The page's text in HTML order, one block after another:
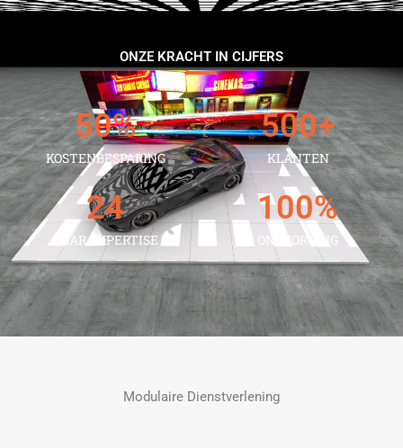
ONZE KRACHT IN CIJFERS
KOSTENBESPARING
50%
KLANTEN
500+
JAAR EXPERTISE
24
ONTZORGING
100%
Modulaire Dienstverlening